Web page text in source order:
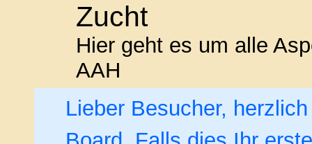
Zucht
Hier geht es um alle
AAH
Lieber Besucher,